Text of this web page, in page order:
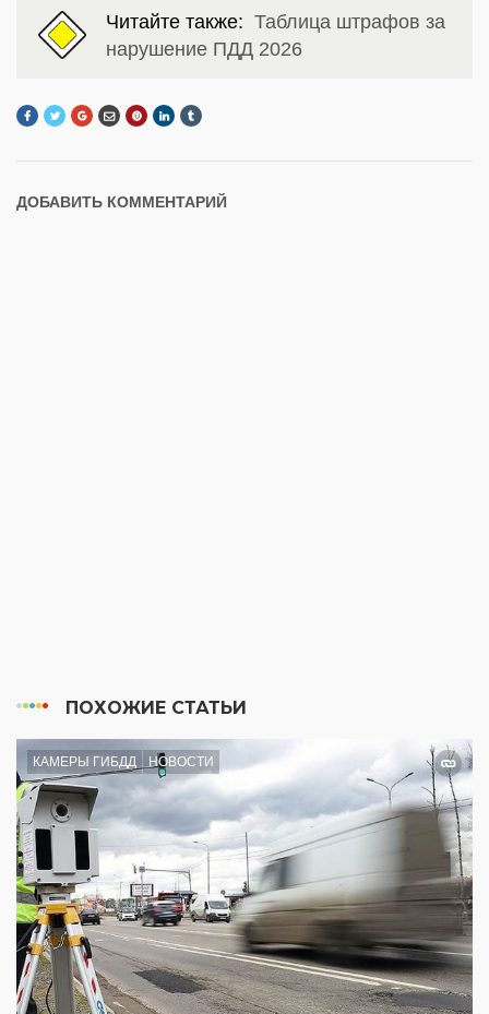
Читайте также: Таблица штрафов за
нарушение ПДД 2026
ДОБАВИТЬ КОММЕНТАРИЙ
ПОХОЖИЕ СТАТЬИ
КАМЕРЫ ГИБДД НОВОСТИ